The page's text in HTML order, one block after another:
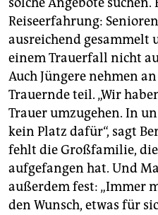
Reiseerfahrung:
ausreichend gesammelt
einem Trauerfall nicht
Auch Jüngere nehmen
Trauernde teil. „Wir
Trauer umzugehen. In
kein Platz dafür“, sagt
fehlt die Großfamilie,
aufgefangen hat. Und
außerdem fest: „Immer
den Wunsch, etwas für